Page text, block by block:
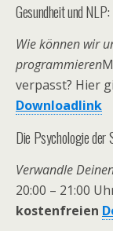
Gesundheit und NLP:
Wie können wir
programmieren
verpasst? Hier
Downloadlink
Die Psychologie der
Verwandle
20:00 – 21:00
kostenfreien